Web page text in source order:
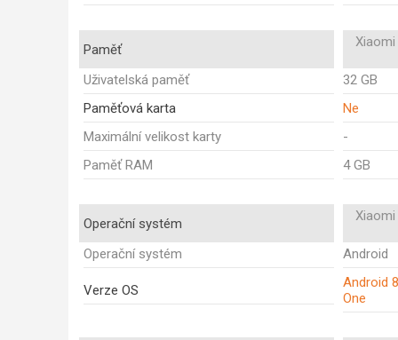
Paměť
Uživatelská paměť
32 GB
Paměťová karta
Ne
Maximální velikost karty
-
Paměť RAM
4 GB
Operační systém
Operační systém Android
Verze OS
Android
One